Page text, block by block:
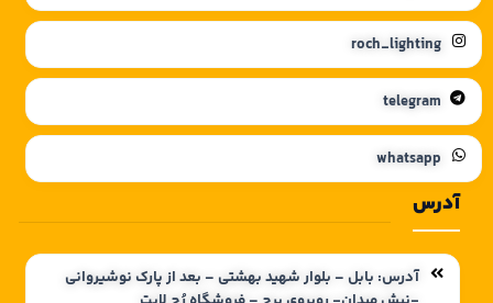
roch_lighting
telegram
whatsapp
آدرس
آدرس: بابل – بلوار شهید بهشتی – بعد از پارک نوشیروانی